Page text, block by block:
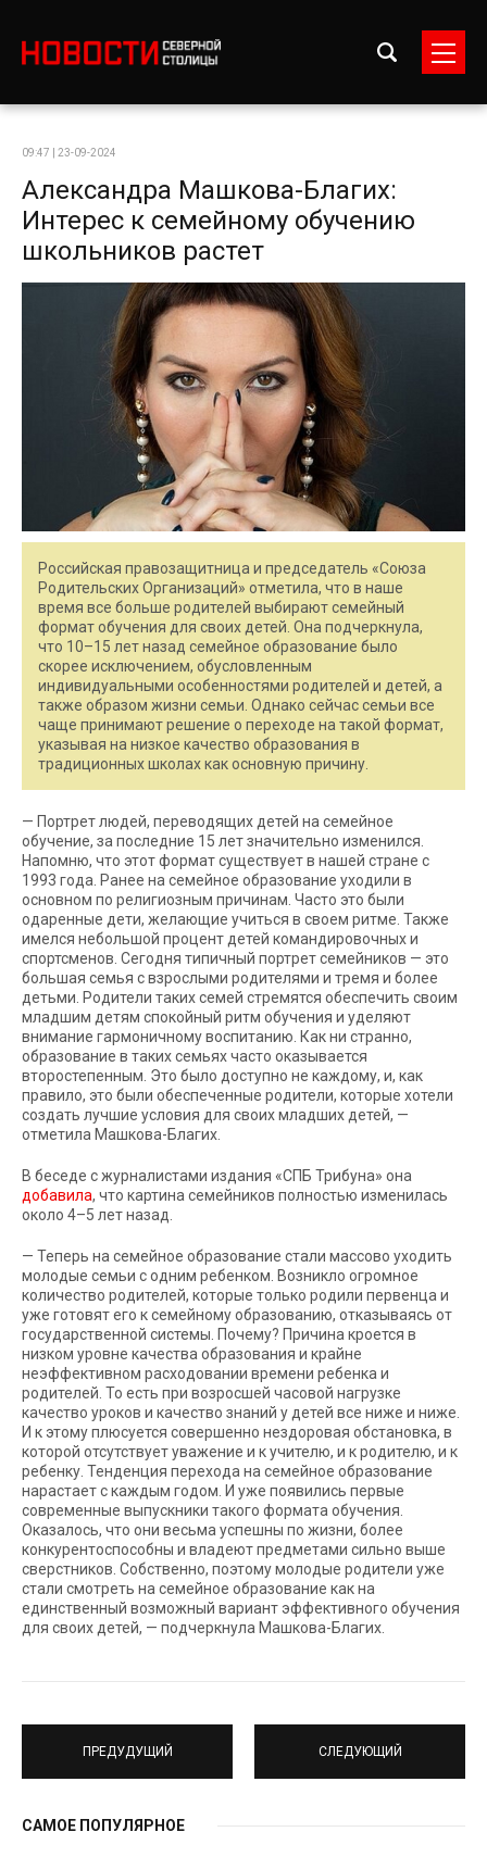
09:47 | 23-09-2024
Александра Машкова-Благих:
Интерес к семейному обучению
школьников растет
Российская правозащитница и председатель «Союза
Родительских Организаций» отметила, что в наше
время все больше родителей выбирают семейный
формат обучения для своих детей. Она подчеркнула,
что 10–15 лет назад семейное образование было
скорее исключением, обусловленным
индивидуальными особенностями родителей и детей, а
также образом жизни семьи. Однако сейчас семьи все
чаще принимают решение о переходе на такой формат,
указывая на низкое качество образования в
традиционных школах как основную причину.
— Портрет людей, переводящих детей на семейное
обучение, за последние 15 лет значительно изменился.
Напомню, что этот формат существует в нашей стране с
1993 года. Ранее на семейное образование уходили в
основном по религиозным причинам. Часто это были
одаренные дети, желающие учиться в своем ритме. Также
имелся небольшой процент детей командировочных и
спортсменов. Сегодня типичный портрет семейников — это
большая семья с взрослыми родителями и тремя и более
детьми. Родители таких семей стремятся обеспечить своим
младшим детям спокойный ритм обучения и уделяют
внимание гармоничному воспитанию. Как ни странно,
образование в таких семьях часто оказывается
второстепенным. Это было доступно не каждому, и, как
правило, это были обеспеченные родители, которые хотели
создать лучшие условия для своих младших детей, —
отметила Машкова-Благих.
В беседе с журналистами издания «СПБ Трибуна» она
добавила, что картина семейников полностью изменилась
около 4–5 лет назад.
— Теперь на семейное образование стали массово уходить
молодые семьи с одним ребенком. Возникло огромное
количество родителей, которые только родили первенца и
уже готовят его к семейному образованию, отказываясь от
государственной системы. Почему? Причина кроется в
низком уровне качества образования и крайне
неэффективном расходовании времени ребенка и
родителей. То есть при возросшей часовой нагрузке
качество уроков и качество знаний у детей все ниже и ниже.
И к этому плюсуется совершенно нездоровая обстановка, в
которой отсутствует уважение и к учителю, и к родителю, и к
ребенку. Тенденция перехода на семейное образование
нарастает с каждым годом. И уже появились первые
современные выпускники такого формата обучения.
Оказалось, что они весьма успешны по жизни, более
конкурентоспособны и владеют предметами сильно выше
сверстников. Собственно, поэтому молодые родители уже
стали смотреть на семейное образование как на
единственный возможный вариант эффективного обучения
для своих детей, — подчеркнула Машкова-Благих.
ПРЕДУДУЩИЙ СЛЕДУЮЩИЙ
САМОЕ ПОПУЛЯРНОЕ